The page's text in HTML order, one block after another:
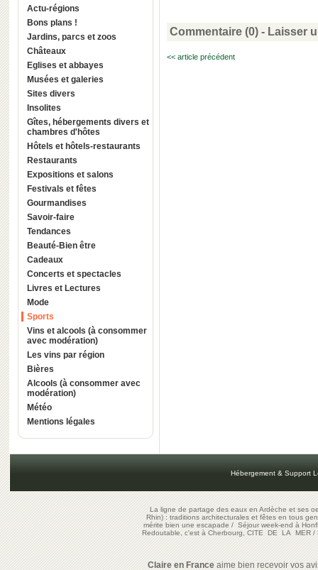
Actu-régions
Bons plans !
Jardins, parcs et zoos
Châteaux
Eglises et abbayes
Musées et galeries
Sites divers
Insolites
Gîtes, hébergements divers et
chambres d'hôtes
Hôtels et hôtels-restaurants
Restaurants
Expositions et salons
Festivals et fêtes
Gourmandises
Savoir-faire
Tendances
Beauté-Bien être
Cadeaux
Concerts et spectacles
Livres et Lectures
Mode
Sports
Vins et alcools (à consommer
avec modération)
Les vins par région
Bières
Alcools (à consommer avec
modération)
Météo
Mentions légales
Commentaire (0) - Laisser
<< article précédent
Hébergement & Support
La ligne de partage des eaux en Ardèche et ses
Rhin) : traditions architecturales et fêtes en tous
mérite bien une escapade/Séjour week-end à
Redoutable, c'est à Cherbourg, CITE DE LA MER/
Claire en Franceaime bien recevoir vos